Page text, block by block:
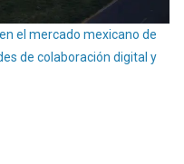
el mercado mexicano de
de colaboración digital y